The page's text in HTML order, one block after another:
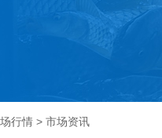
行情 > 市场资讯